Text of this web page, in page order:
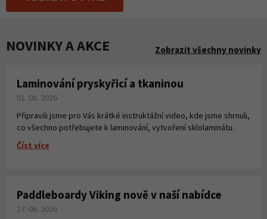
NOVINKY A AKCE Zobrazit všechny novinky
Laminování pryskyřicí a tkaninou
01. 08. 2026
Připravili jsme pro Vás krátké instruktážní video, kde jsme shrnuli,
co všechno potřebujete k laminování, vytvoření sklolaminátu.
Číst více
Paddleboardy Viking nově v naší nabídce
27. 06. 2026